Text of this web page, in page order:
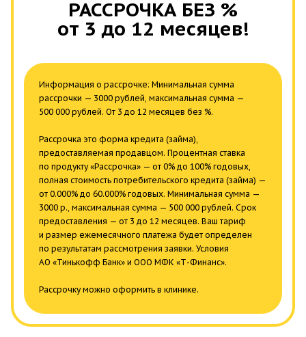
РАССРОЧКА БЕЗ %
от 3 до 12 месяцев!
Информация о рассрочке: Минимальная сумма
рассрочки — 3000 рублей, максимальная сумма —
500 000 рублей. От 3 до 12 месяцев без %.
Рассрочка это форма кредита (займа),
предоставляемая продавцом. Процентная ставка
по продукту «Рассрочка» — от 0% до 100% годовых,
полная стоимость потребительского кредита (займа) —
от 0.000% до 60.000% годовых. Минимальная сумма —
3000 р., максимальная сумма — 500 000 рублей. Срок
предоставления — от 3 до 12 месяцев. Ваш тариф
и размер ежемесячного платежа будет определен
по результатам рассмотрения заявки. Условия
АО «Тинькофф Банк» и ООО МФК «Т-Финанс».
Рассрочку можно оформить в клинике.